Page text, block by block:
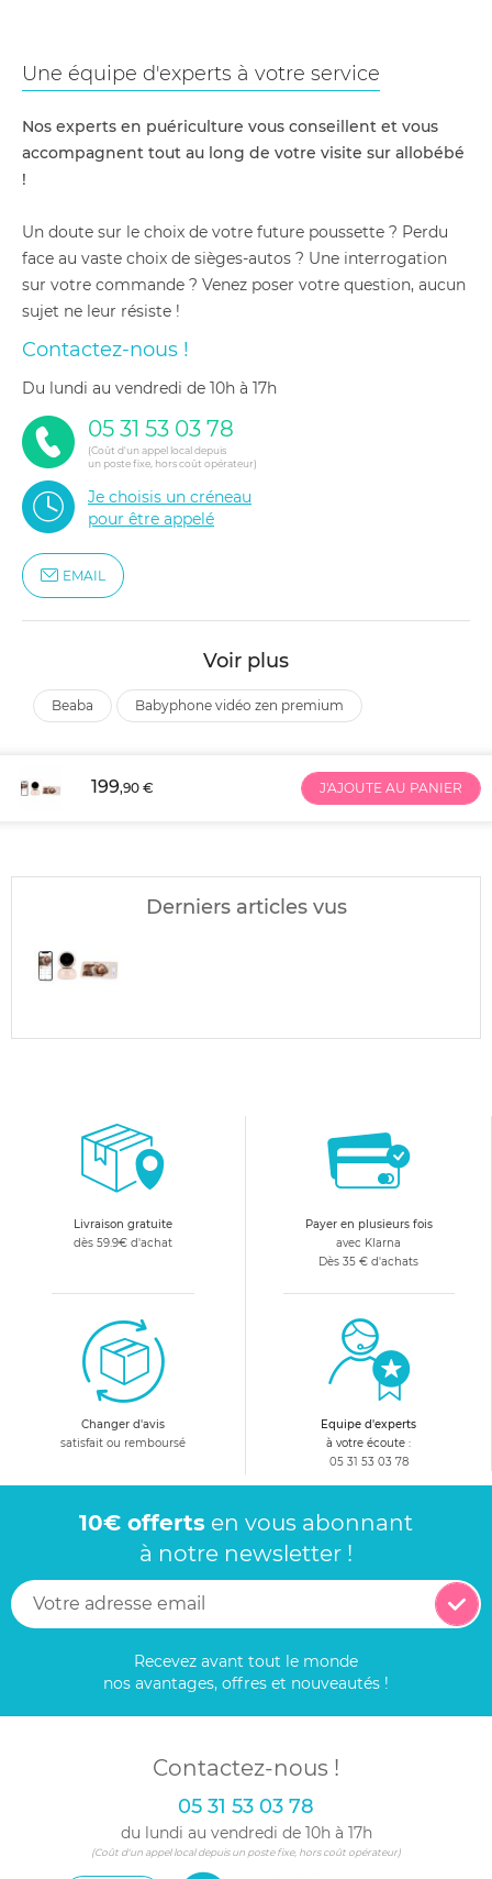
Une équipe d'experts à votre service
Nos experts en puériculture vous conseillent et vous
accompagnent tout au long de votre visite sur allobébé
!
Un doute sur le choix de votre future poussette ? Perdu
face au vaste choix de sièges-autos ? Une interrogation
sur votre commande ? Venez poser votre question, aucun
sujet ne leur résiste !
Contactez-nous !
du lundi au vendredi de 10h à 17h
05 31 53 03 78
(Coût d'un appel local depuis
un poste fixe, hors coût opérateur)
Je choisis un créneau
pour être appelé
EMAIL
Voir plus
beaba babyphone vidéo zen premium
199,90 € J'AJOUTE AU PANIER
Derniers articles vus
Livraison gratuite
dès 59.9€ d'achat
Payer en plusieurs fois
avec Klarna
Dès 35 € d'achats
Changer d'avis
satisfait ou remboursé
Equipe d'experts
à votre écoute :
05 31 53 03 78
10€ offerts en vous abonnant
à notre newsletter !
Recevez avant tout le monde
nos avantages, offres et nouveautés !
Contactez-nous !
05 31 53 03 78
du lundi au vendredi de 10h à 17h
(Coût d'un appel local depuis un poste fixe, hors coût opérateur)